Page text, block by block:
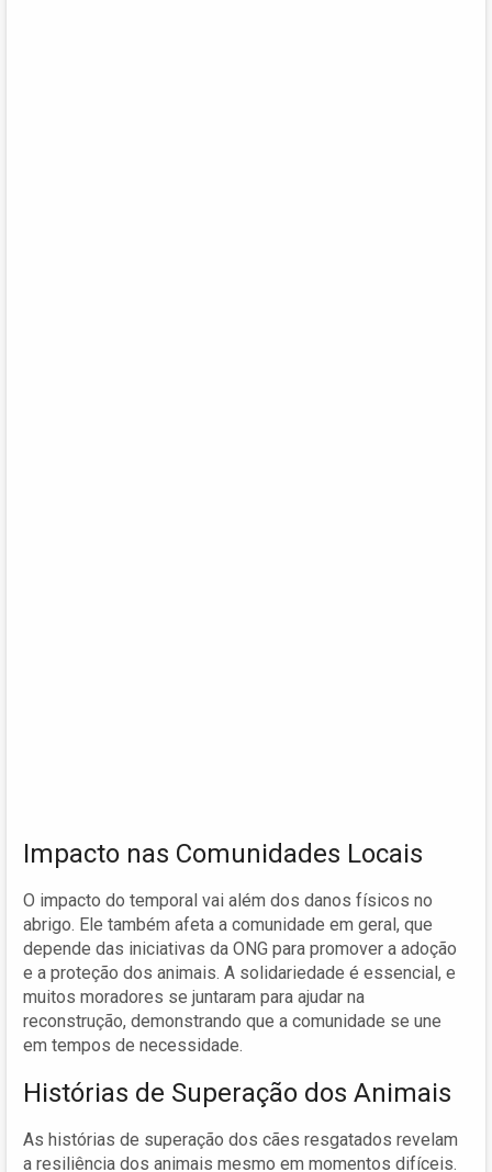
Impacto nas Comunidades Locais
O impacto do temporal vai além dos danos físicos no
abrigo. Ele também afeta a comunidade em geral, que
depende das iniciativas da ONG para promover a adoção
e a proteção dos animais. A solidariedade é essencial, e
muitos moradores se juntaram para ajudar na
reconstrução, demonstrando que a comunidade se une
em tempos de necessidade.
Histórias de Superação dos Animais
As histórias de superação dos cães resgatados revelam
a resiliência dos animais mesmo em momentos difíceis.